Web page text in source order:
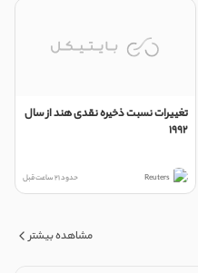
تغییرات نسبت ذخیره نقدی هند از سال
1992
Reuters حدود 21 ساعت قبل
مشاهده بیشتر